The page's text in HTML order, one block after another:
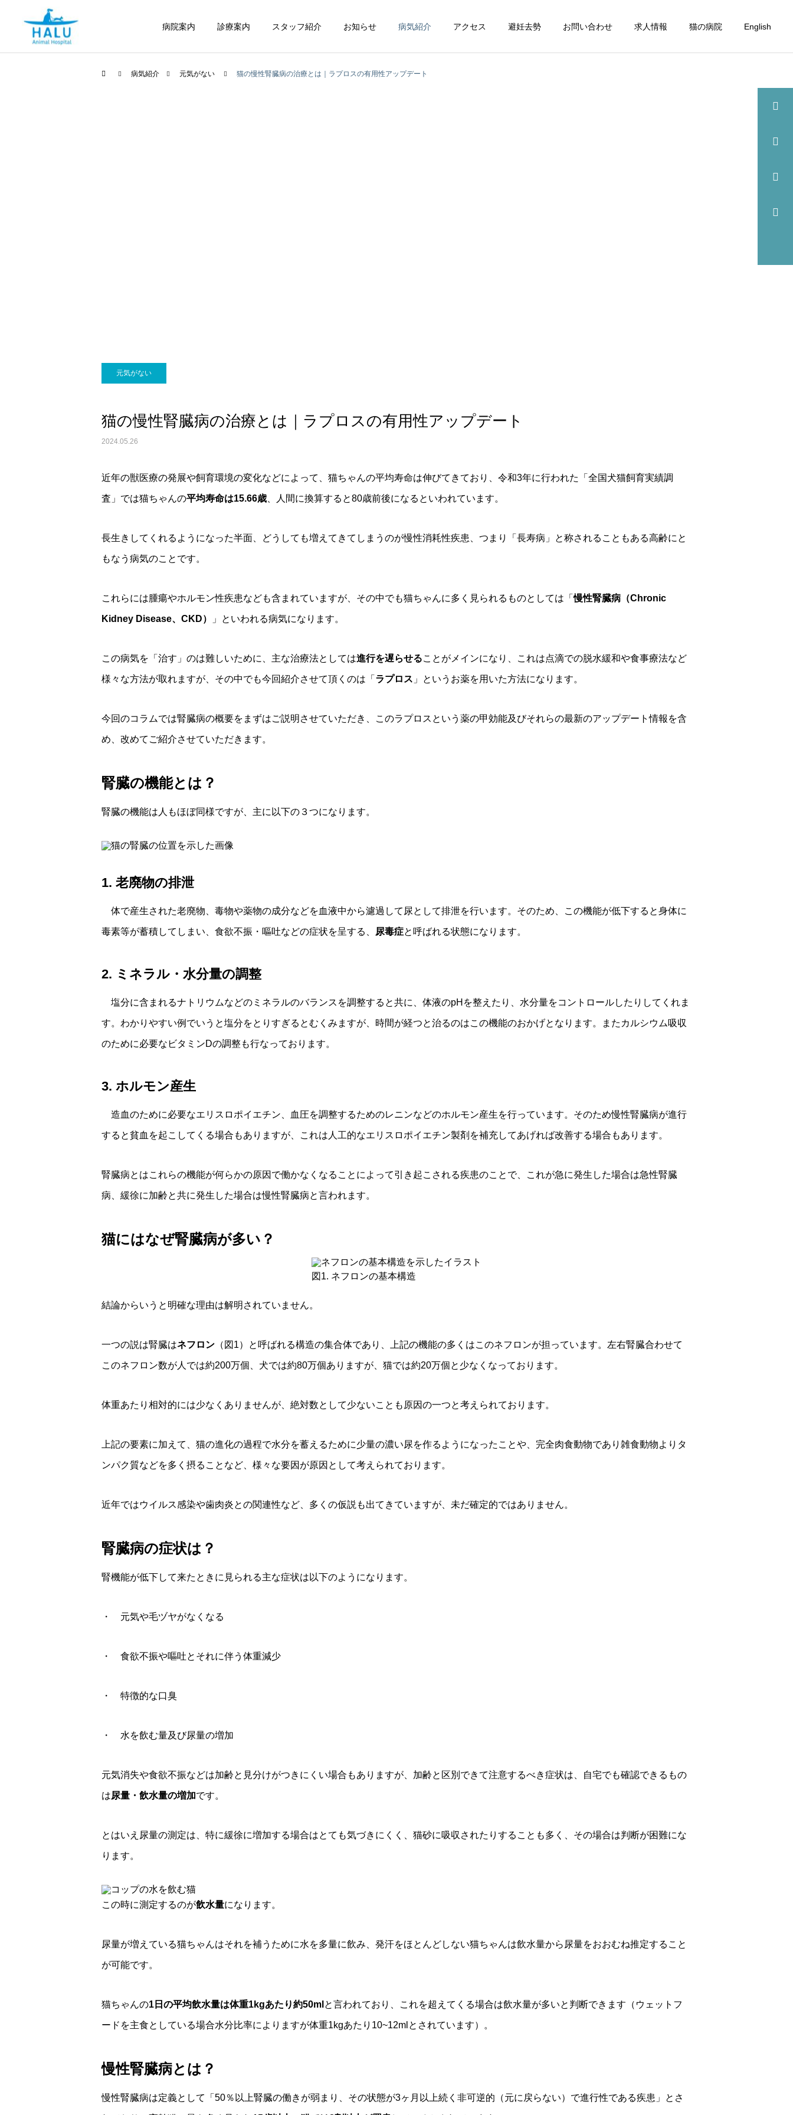
病院案内 診療案内 スタッフ紹介 お知らせ 病気紹介 アクセス 避妊去勢 お問い合わせ 求人情報 猫の病院 English
病気紹介 元気がない 猫の慢性腎臓病の治療とは｜ラプロスの有用性アップデート
元気がない
猫の慢性腎臓病の治療とは｜ラプロスの有用性アップデート
2024.05.26
近年の獣医療の発展や飼育環境の変化などによって、猫ちゃんの平均寿命は伸びてきており、令和3年に行われた「全国犬猫飼育実績調
査」では猫ちゃんの平均寿命は15.66歳 、人間に換算すると80歳前後になるといわれています。
長生きしてくれるようになった半面、どうしても増えてきてしまうのが慢性消耗性疾患、つまり「長寿病」と称されることもある高齢にと
もなう病気のことです。
これらには腫瘍やホルモン性疾患なども含まれていますが、その中でも猫ちゃんに多く見られるものとしては「慢性腎臓病（Chronic
Kidney Disease、CKD） 」といわれる病気になります。
この病気を「治す」のは難しいために、主な治療法としては進行を遅らせることがメインになり、これは点滴での脱水緩和や食事療法など
様々な方法が取れますが、その中でも今回紹介させて頂くのは「 ラプロス 」というお薬を用いた方法になります。
今回のコラムでは腎臓病の概要をまずはご説明させていただき、このラプロスという薬の甲効能及びそれらの最新のアップデート情報を含
め、改めてご紹介させていただきます。
腎臓の機能とは？
腎臓の機能は人もほぼ同様ですが、主に以下の３つになります。
1. 老廃物の排泄
体で産生された老廃物、毒物や薬物の成分などを血液中から濾過して尿として排泄を行います。そのため、この機能が低下すると身体に
毒素等が蓄積してしまい、食欲不振・嘔吐などの症状を呈する、 尿毒症と呼ばれる状態になります。
2. ミネラル・水分量の調整
塩分に含まれるナトリウムなどのミネラルのバランスを調整すると共に、体液のpHを整えたり、水分量をコントロールしたりしてくれま
す。わかりやすい例でいうと塩分をとりすぎるとむくみますが、時間が経つと治るのはこの機能のおかげとなります。またカルシウム吸収
のために必要なビタミンDの調整も行なっております。
3. ホルモン産生
造血のために必要なエリスロポイエチン、血圧を調整するためのレニンなどのホルモン産生を行っています。そのため慢性腎臓病が進行
すると貧血を起こしてくる場合もありますが、これは人工的なエリスロポイエチン製剤を補充してあげれば改善する場合もあります。
腎臓病とはこれらの機能が何らかの原因で働かなくなることによって引き起こされる疾患のことで、これが急に発生した場合は急性腎臓
病、緩徐に加齢と共に発生した場合は慢性腎臓病と言われます。
猫にはなぜ腎臓病が多い？
図1. ネフロンの基本構造
結論からいうと明確な理由は解明されていません。
一つの説は腎臓はネフロン （図1）と呼ばれる構造の集合体であり、上記の機能の多くはこのネフロンが担っています。左右腎臓合わせて
このネフロン数が人では約200万個、犬では約80万個ありますが、猫では約20万個と少なくなっております。
体重あたり相対的には少なくありませんが、絶対数として少ないことも原因の一つと考えられております。
上記の要素に加えて、猫の進化の過程で水分を蓄えるために少量の濃い尿を作るようになったことや、完全肉食動物であり雑食動物よりタ
ンパク質などを多く摂ることなど、様々な要因が原因として考えられております。
近年ではウイルス感染や歯肉炎との関連性など、多くの仮説も出てきていますが、未だ確定的ではありません。
腎臓病の症状は？
腎機能が低下して来たときに見られる主な症状は以下のようになります。
・ 元気や毛ヅヤがなくなる
・ 食欲不振や嘔吐とそれに伴う体重減少
・ 特徴的な口臭
・ 水を飲む量及び尿量の増加
元気消失や食欲不振などは加齢と見分けがつきにくい場合もありますが、加齢と区別できて注意するべき症状は、自宅でも確認できるもの
は尿量・飲水量の増加です。
とはいえ尿量の測定は、特に緩徐に増加する場合はとても気づきにくく、猫砂に吸収されたりすることも多く、その場合は判断が困難にな
ります。
この時に測定するのが飲水量になります。
尿量が増えている猫ちゃんはそれを補うために水を多量に飲み、発汗をほとんどしない猫ちゃんは飲水量から尿量をおおむね推定すること
が可能です。
猫ちゃんの1日の平均飲水量は体重1kgあたり約50ml と言われており、これを超えてくる場合は飲水量が多いと判断できます（ウェットフ
ードを主食としている場合水分比率によりますが体重1kgあたり10~12mlとされています）。
慢性腎臓病とは？
慢性腎臓病は定義として「50％以上腎臓の働きが弱まり、その状態が3ヶ月以上続く非可逆的（元に戻らない）で進行性である疾患」とさ